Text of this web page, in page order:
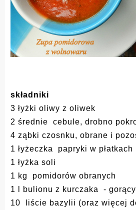
składniki
3 łyżki oliwy z oliwek
2 średnie cebule, drobno
4 ząbki czosnku, obrane i
1 łyżeczka papryki w płatkach
1 łyżka soli
1 kg pomidorów obranych
1 l bulionu z kurczaka - gorący
10 liście bazylii (oraz więcej